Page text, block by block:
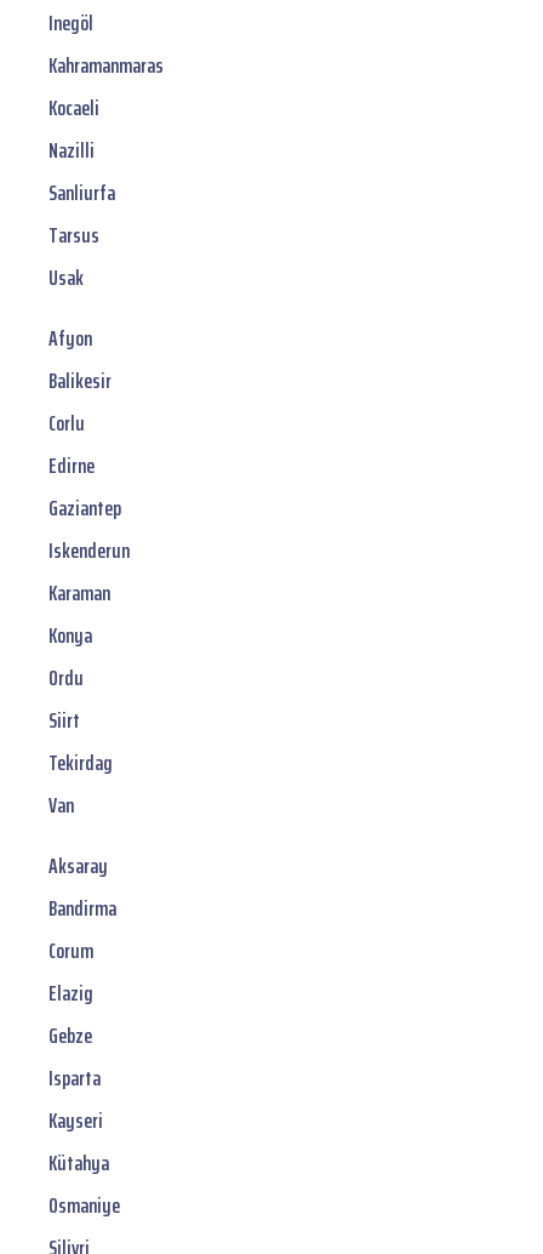
Inegöl
Kahramanmaras
Kocaeli
Nazilli
Sanliurfa
Tarsus
Usak
Afyon
Balikesir
Corlu
Edirne
Gaziantep
Iskenderun
Karaman
Konya
Ordu
Siirt
Tekirdag
Van
Aksaray
Bandirma
Corum
Elazig
Gebze
Isparta
Kayseri
Kütahya
Osmaniye